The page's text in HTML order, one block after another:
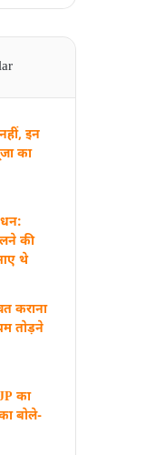
इन
का
की
थे
कराना
तोड़ने
का
बोले-